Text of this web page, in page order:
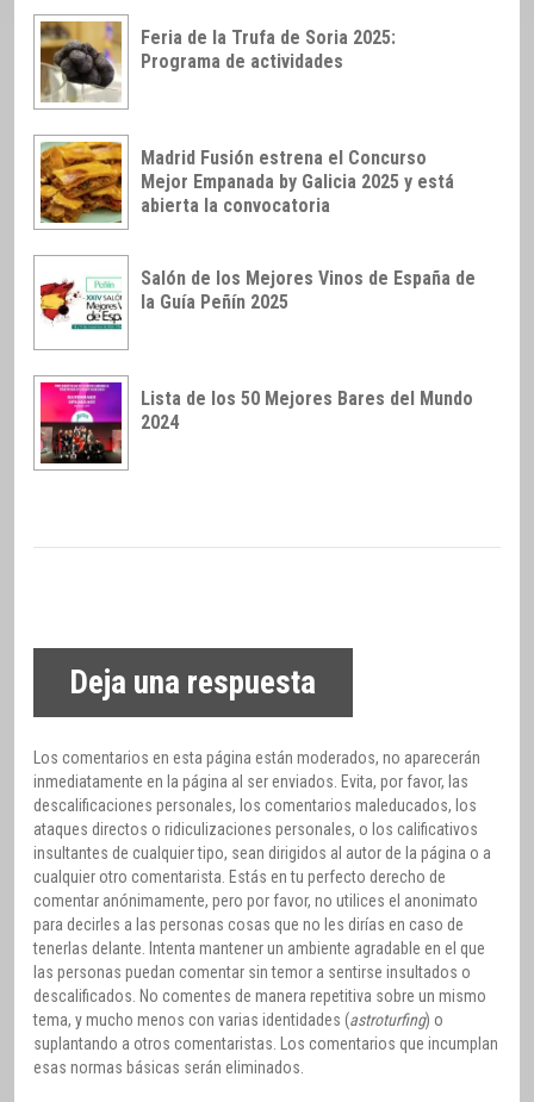
Feria de la Trufa de Soria 2025:
Programa de actividades
Madrid Fusión estrena el Concurso
Mejor Empanada by Galicia 2025 y está
abierta la convocatoria
Salón de los Mejores Vinos de España de
la Guía Peñín 2025
Lista de los 50 Mejores Bares del Mundo
2024
Deja una respuesta
Los comentarios en esta página están moderados, no aparecerán
inmediatamente en la página al ser enviados. Evita, por favor, las
descalificaciones personales, los comentarios maleducados, los
ataques directos o ridiculizaciones personales, o los calificativos
insultantes de cualquier tipo, sean dirigidos al autor de la página o a
cualquier otro comentarista. Estás en tu perfecto derecho de
comentar anónimamente, pero por favor, no utilices el anonimato
para decirles a las personas cosas que no les dirías en caso de
tenerlas delante. Intenta mantener un ambiente agradable en el que
las personas puedan comentar sin temor a sentirse insultados o
descalificados. No comentes de manera repetitiva sobre un mismo
tema, y mucho menos con varias identidades (astroturfing) o
suplantando a otros comentaristas. Los comentarios que incumplan
esas normas básicas serán eliminados.